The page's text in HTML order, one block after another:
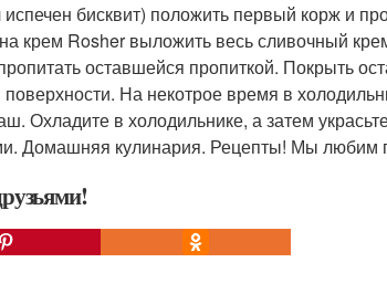
бисквит) положить первый корж и
крем Rosher выложить весь сливочный
оставшейся пропиткой. Покрыть
На некотрое время в
Охладите в холодильнике, а затем
Домашняя кулинария. Рецепты! Мы любим